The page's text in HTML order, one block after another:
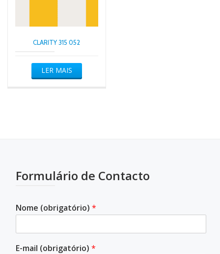
CLARITY 315 052
LER MAIS
Formulário de Contacto
Nome (obrigatório) *
E-mail (obrigatório) *